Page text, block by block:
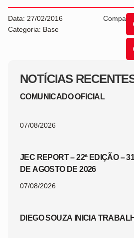
NOTÍCIAS
COMUNICADO OFICIAL
07/08/2026
JEC REPORT – 22ª EDIÇÃO –
DE AGOSTO DE 2026
07/08/2026
DIEGO SOUZA INICIA
Data: 27/02/2016
Categoria: Base